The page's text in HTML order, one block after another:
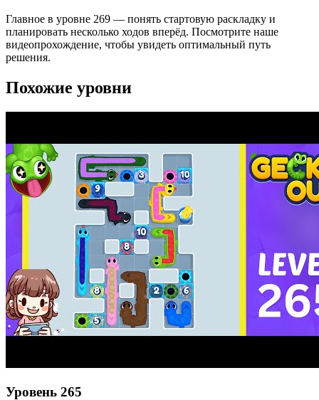
Главное в уровне 269 — понять стартовую раскладку и
планировать несколько ходов вперёд. Посмотрите наше
видеопрохождение, чтобы увидеть оптимальный путь
решения.
Похожие уровни
Уровень 265